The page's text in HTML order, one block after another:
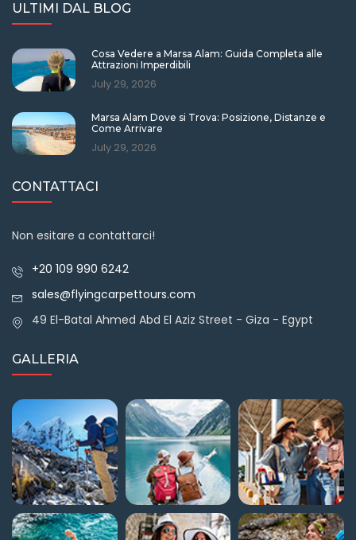
ULTIMI DAL BLOG
Cosa Vedere a Marsa Alam: Guida Completa alle
Attrazioni Imperdibili
July 29, 2026
Marsa Alam Dove si Trova: Posizione, Distanze e
Come Arrivare
July 29, 2026
CONTATTACI
Non esitare a contattarci!
+20 109 990 6242
sales@flyingcarpettours.com
49 El-Batal Ahmed Abd El Aziz Street - Giza - Egypt
GALLERIA